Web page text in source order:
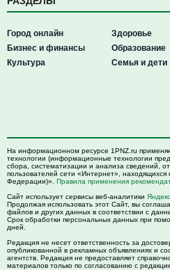
Город онлайн
Бизнес и финансы
Культура
Здоровье
Образование
Семья и дети
На информационном ресурсе 1PNZ.ru
технологии (информационные технологии
сбора, систематизации и анализа сведений,
пользователей сети «Интернет», находящихся
Федерации)». Правила применения
Сайт использует сервисы веб-аналитики
Продолжая использовать этот Сайт, вы
файлов и других данных в соответствии с
Срок обработки персональных данных при
дней.
Редакция не несет ответственность за
опубликованной в рекламных объявлениях и
агентств. Редакция не предоставляет
материалов только по согласованию с